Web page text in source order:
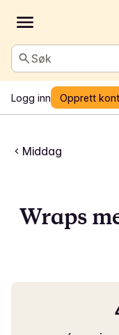
Søk
Logg inn Opprett
Middag
Wraps